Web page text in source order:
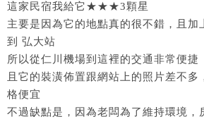
這家民宿我給它★★★3顆星
主要是因為它的地點真的很不錯，且加
到 弘大站
所以從仁川機場到這裡的交通非常便捷
且它的裝潢佈置跟網站上的照片差不多
格便宜
不過缺點是，因為老闆為了維持環境，